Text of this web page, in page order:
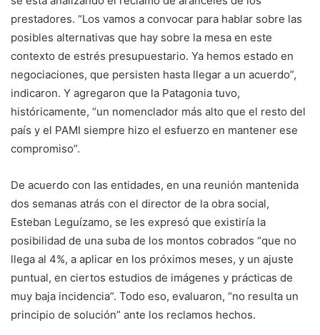
prestadores. “Los vamos a convocar para hablar sobre las
posibles alternativas que hay sobre la mesa en este
contexto de estrés presupuestario. Ya hemos estado en
negociaciones, que persisten hasta llegar a un acuerdo”,
indicaron. Y agregaron que la Patagonia tuvo,
históricamente, “un nomenclador más alto que el resto del
país y el PAMI siempre hizo el esfuerzo en mantener ese
compromiso”.
De acuerdo con las entidades, en una reunión mantenida
dos semanas atrás con el director de la obra social,
Esteban Leguízamo, se les expresó que existiría la
posibilidad de una suba de los montos cobrados “que no
llega al 4%, a aplicar en los próximos meses, y un ajuste
puntual, en ciertos estudios de imágenes y prácticas de
muy baja incidencia”. Todo eso, evaluaron, “no resulta un
principio de solución” ante los reclamos hechos.